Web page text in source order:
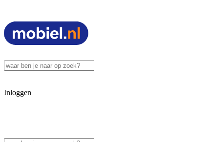
Inloggen